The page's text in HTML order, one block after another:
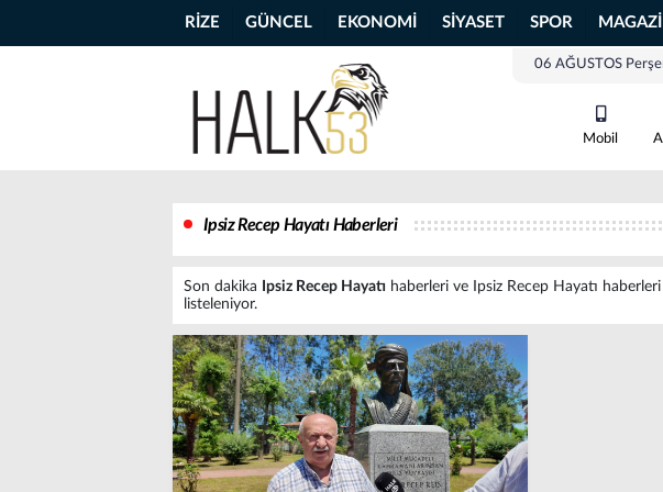
RİZE GÜNCEL EKONOMİ SİYASET SPOR
06 AĞUSTOS
Mobil
Ipsiz Recep Hayatı Haberleri
Son dakika Ipsiz Recep Hayatı haberleri ve Ipsiz Recep Hayatı
listeleniyor.